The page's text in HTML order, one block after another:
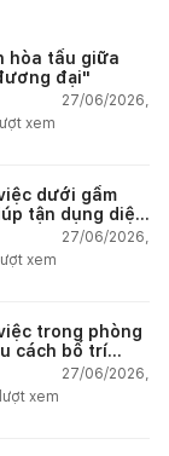
hòa tấu giữa
đại"
27/06/2026,
lượt xem
dưới gầm
tận dụng diện
bị bỏ quên27/06/2026,
lượt xem
trong phòng
cách bố trí
diện tích
27/06/2026,
lượt xem